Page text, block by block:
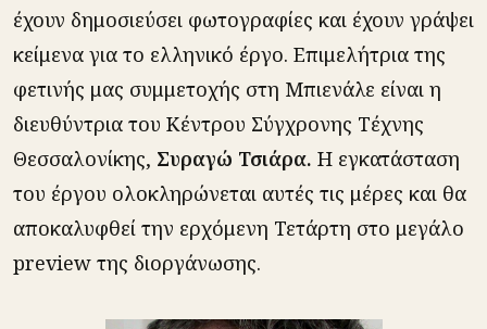
έχουν δημοσιεύσει φωτογραφίες και έχουν γράψει
κείμενα για το ελληνικό έργο. Επιμελήτρια της
φετινής μας συμμετοχής στη Μπιενάλε είναι η
διευθύντρια του Κέντρου Σύγχρονης Τέχνης
Θεσσαλονίκης, Συραγώ Τσιάρα. Η εγκατάσταση
του έργου ολοκληρώνεται αυτές τις μέρες και θα
αποκαλυφθεί την ερχόμενη Τετάρτη στο μεγάλο
preview της διοργάνωσης.